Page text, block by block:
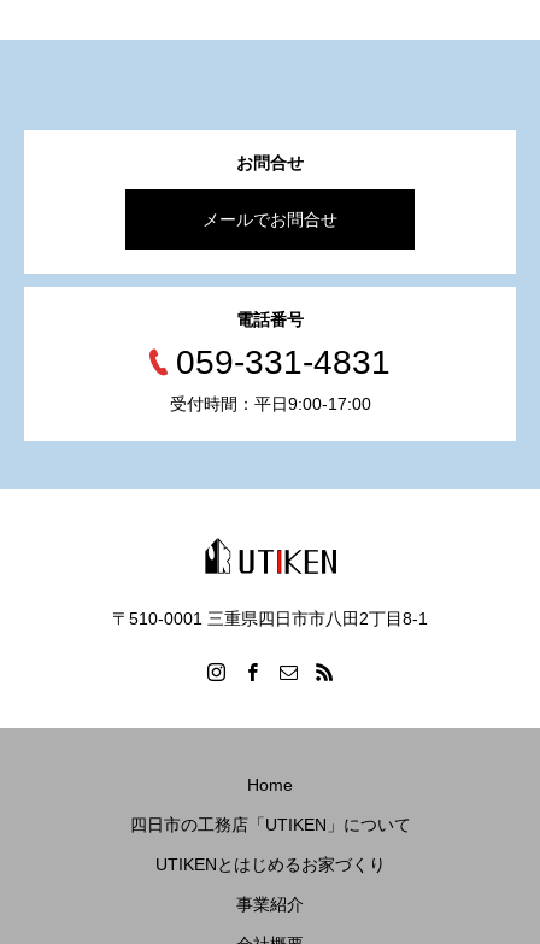
お問合せ
メールでお問合せ
電話番号
059-331-4831
受付時間：平日9:00-17:00
〒510-0001 三重県四日市市八田2丁目8‐1
Home
四日市の工務店「UTIKEN」について
UTIKENとはじめるお家づくり
事業紹介